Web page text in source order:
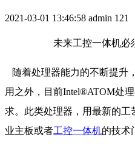
2021-03-01 13:46:58 admin 121
未来工控一体机必
随着处理器能力的不断提升
用之外，目前Intel®ATOM处
求。此类处理器，用最新的工
业主板或者工控一体机的技术